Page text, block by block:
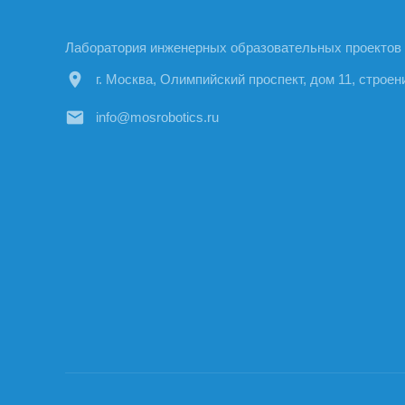
Лаборатория инженерных образовательных проектов
location_on г. Москва, Олимпийский проспект, дом 11,
email info@mosrobotics.ru